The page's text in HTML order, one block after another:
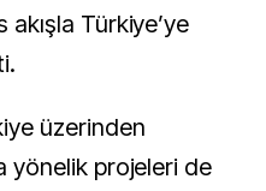
Türkiye’ye
üzerinden
yönelik projeleri de